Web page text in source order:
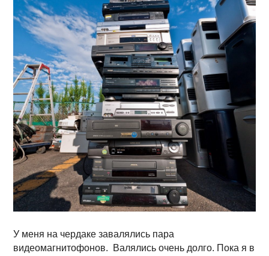
У меня на чердаке завалялись пара
видеомагнитофонов. Валялись очень долго. Пока я в